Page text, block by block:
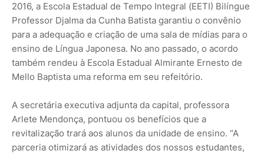
2016, a Escola Estadual de Tempo Integral (EETI) Bilíngue
Professor Djalma da Cunha Batista garantiu o convênio
para a adequação e criação de uma sala de mídias para o
ensino de Língua Japonesa. No ano passado, o acordo
também rendeu à Escola Estadual Almirante Ernesto de
Mello Baptista uma reforma em seu refeitório.
A secretária executiva adjunta da capital, professora
Arlete Mendonça, pontuou os benefícios que a
revitalização trará aos alunos da unidade de ensino. “A
parceria otimizará as atividades dos nossos estudantes,